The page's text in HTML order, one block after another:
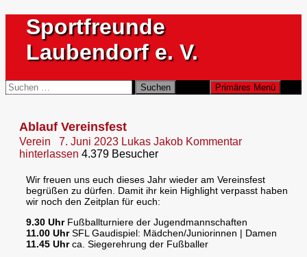
Inhalt
springen
Sportfreunde
Laubendorf e. V.
Suchen Primäres Menü
Suchen
nach:
Ablauf Vereinsfest
Verein 7. Juni 2023 Lukas Jakob Kommentar
hinterlassen 4.379 Besucher
Wir freuen uns euch dieses Jahr wieder am Vereinsfest
begrüßen zu dürfen. Damit ihr kein Highlight verpasst haben
wir noch den Zeitplan für euch:
9.30 UhrFußballturniere der Jugendmannschaften
11.00 UhrSFL Gaudispiel: Mädchen/Juniorinnen | Damen
11.45 Uhrca. Siegerehrung der Fußballer